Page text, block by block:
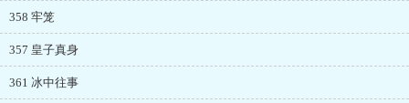
358 牢笼
357 皇子真身
361 冰中往事